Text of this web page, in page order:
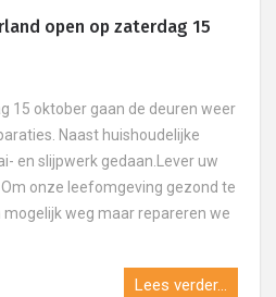
open op zaterdag 15
15 oktober gaan de deuren weer
Naast huishoudelijke
en slijpwerk gedaan.Lever uw
onze leefomgeving gezond te
weg maar repareren we
Lees verder...